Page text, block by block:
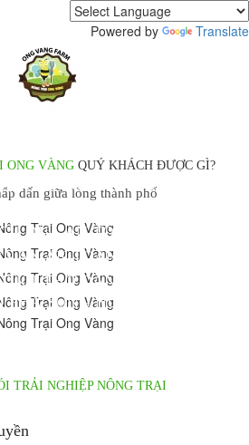
Powered by Translate
ONG VÀNGQUÝ KHÁCH ĐƯỢC GÌ?
dấn giữa lòng thành phố
NÔNG TRẠI CHÂN
QUẢ AN TOÀN
ĂN AN TOÀN
THƠ DÂN GIAN
SÔNG NƯỚC
TRẢI NGHIỆP NÔNG TRẠI